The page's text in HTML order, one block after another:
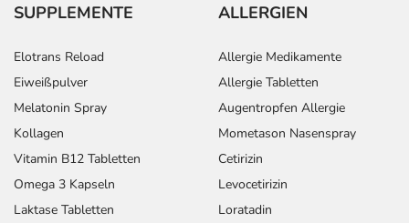
SUPPLEMENTE
Elotrans Reload
Eiweißpulver
Melatonin Spray
Kollagen
Vitamin B12 Tabletten
Omega 3 Kapseln
Laktase Tabletten
ALLERGIEN
Allergie Medikamente
Allergie Tabletten
Augentropfen Allergie
Mometason Nasenspray
Cetirizin
Levocetirizin
Loratadin